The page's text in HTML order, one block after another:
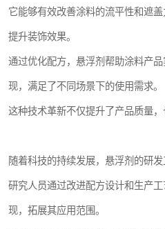
它能够有效改善涂料的流平性和遮
提升装饰效果。
通过优化配方，悬浮剂帮助涂料产
现，满足了不同场景下的使用需求。
这种技术革新不仅提升了产品质量，
随着科技的持续发展，悬浮剂的研发
研究人员通过改进配方设计和生产
现，拓展其应用范围。